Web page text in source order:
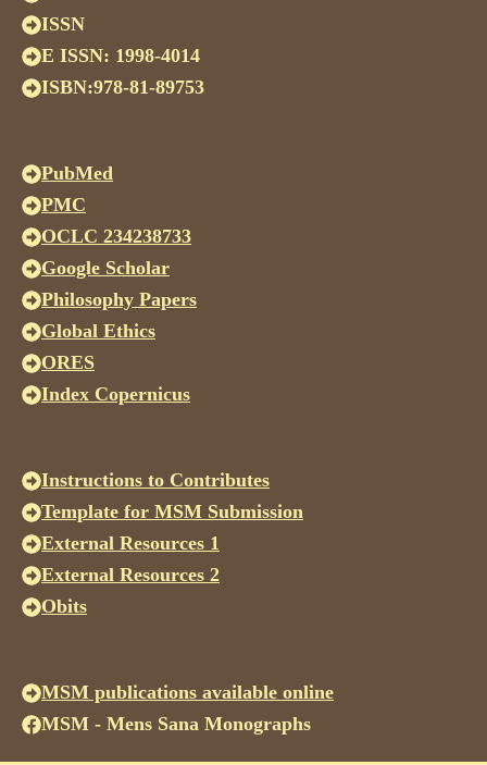
ISSN
E ISSN: 1998-4014
ISBN:978-81-89753
PubMed
PMC
OCLC 234238733
Google Scholar
Philosophy Papers
Global Ethics
ORES
Index Copernicus
Instructions to Contributes
Template for MSM Submission
External Resources 1
External Resources 2
Obits
MSM publications available online
MSM - Mens Sana Monographs